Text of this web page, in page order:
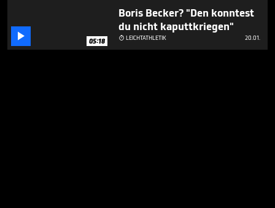
 05:18
Boris Becker? "Den konntest
du nicht kaputtkriegen"
 LEICHTATHLETIK 20.01.